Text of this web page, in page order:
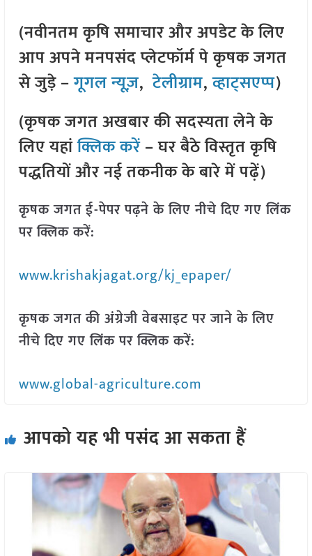
(नवीनतम कृषि समाचार और अपडेट के लिए
आप अपने मनपसंद प्लेटफॉर्म पे कृषक जगत
से जुड़े –गूगल न्यूज़,टेलीग्राम,व्हाट्सएप्प)
(कृषक जगत अखबार की सदस्यता लेने के
लिए यहांक्लिक करें– घर बैठे विस्तृत कृषि
पद्धतियों और नई तकनीक के बारे में पढ़ें)
कृषक जगत ई-पेपर पढ़ने के लिए नीचे दिए गए लिंक
पर क्लिक करें:
www.krishakjagat.org/kj_epaper/
कृषक जगत की अंग्रेजी वेबसाइट पर जाने के लिए
नीचे दिए गए लिंक पर क्लिक करें:
www.global-agriculture.com
आपको यह भी पसंद आ सकता हैं